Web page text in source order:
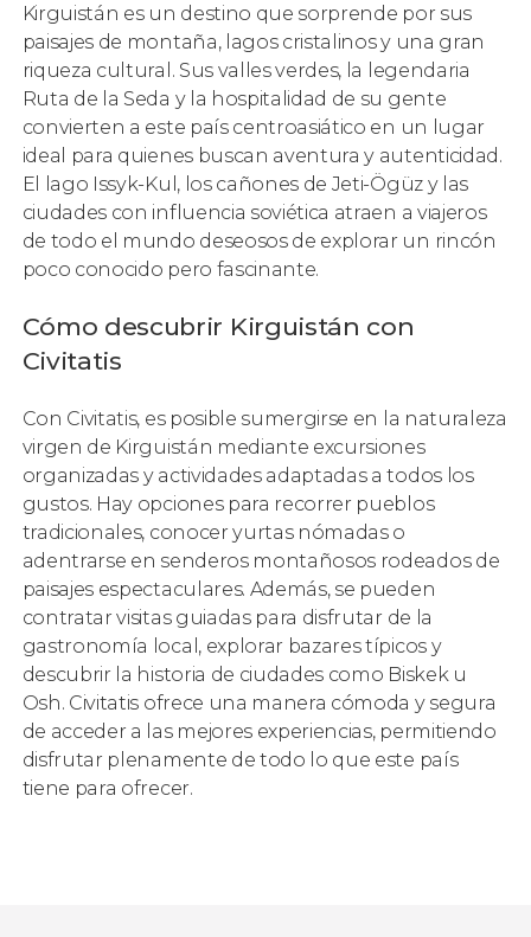
Kirguistán es un destino que sorprende por sus
paisajes de montaña, lagos cristalinos y una gran
riqueza cultural. Sus valles verdes, la legendaria
Ruta de la Seda y la hospitalidad de su gente
convierten a este país centroasiático en un lugar
ideal para quienes buscan aventura y autenticidad.
El lago Issyk-Kul, los cañones de Jeti-Ögüz y las
ciudades con influencia soviética atraen a viajeros
de todo el mundo deseosos de explorar un rincón
poco conocido pero fascinante.
Cómo descubrir Kirguistán con
Civitatis
Con Civitatis, es posible sumergirse en la naturaleza
virgen de Kirguistán mediante excursiones
organizadas y actividades adaptadas a todos los
gustos. Hay opciones para recorrer pueblos
tradicionales, conocer yurtas nómadas o
adentrarse en senderos montañosos rodeados de
paisajes espectaculares. Además, se pueden
contratar visitas guiadas para disfrutar de la
gastronomía local, explorar bazares típicos y
descubrir la historia de ciudades como Biskek u
Osh. Civitatis ofrece una manera cómoda y segura
de acceder a las mejores experiencias, permitiendo
disfrutar plenamente de todo lo que este país
tiene para ofrecer.